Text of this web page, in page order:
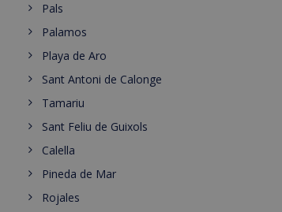
Pals
Palamos
Playa de Aro
Sant Antoni de Calonge
Tamariu
Sant Feliu de Guixols
Calella
Pineda de Mar
Rojales